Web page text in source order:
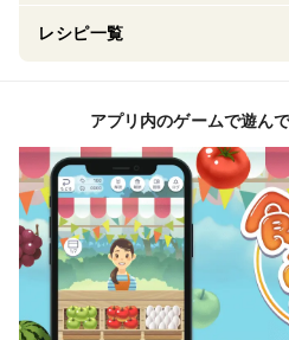
レシピ一覧
アプリ内のゲームで遊ん